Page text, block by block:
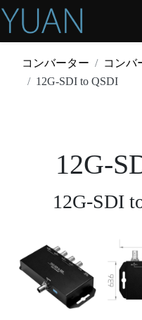
コンバーター コンバ
12G-SDI to QSDI
12G-
12G-SDI